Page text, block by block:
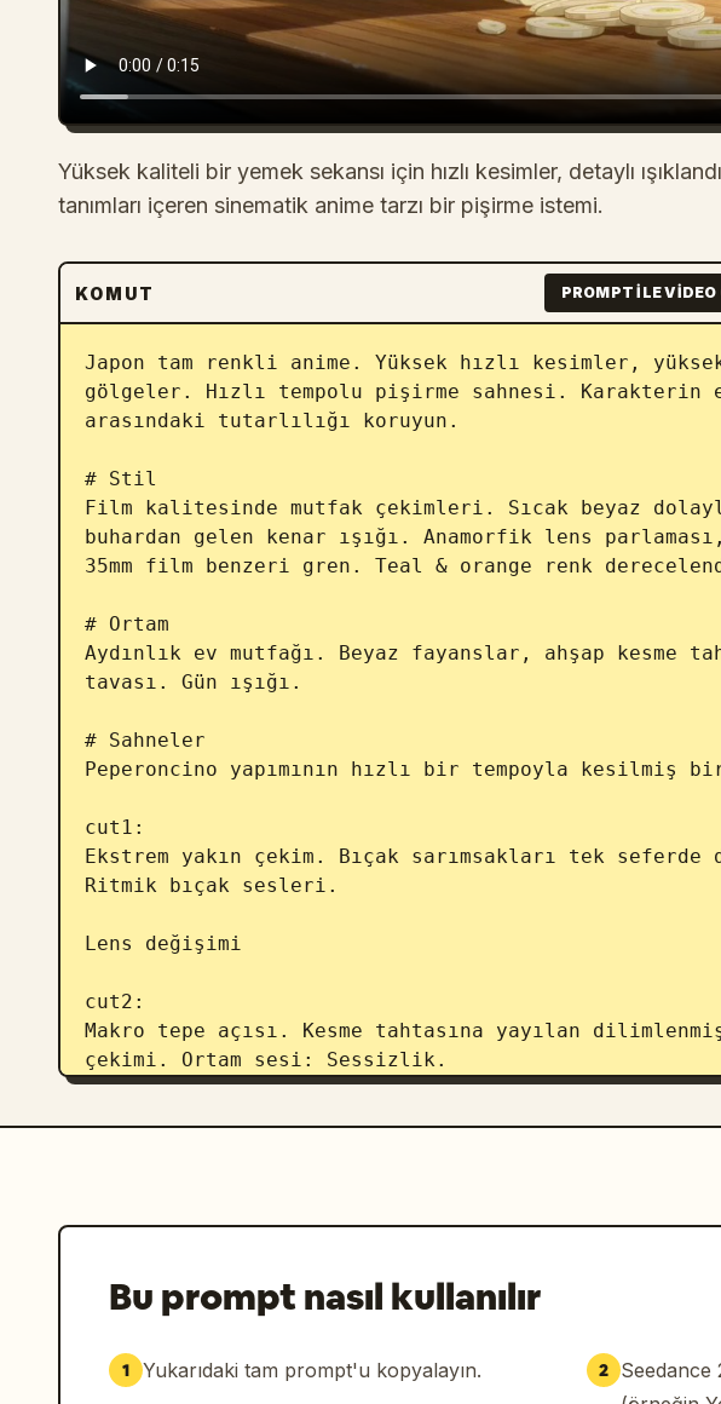
Yüksek kaliteli bir yemek sekansı için hızlı kesimler, detaylı
tanımları içeren sinematik anime tarzı bir pişirme istemi.
KOMUT PROMPT ILE VIDEO
Japon tam renkli anime. Yüksek hızlı kesimler,
gölgeler. Hızlı tempolu pişirme sahnesi. Karakterin
arasındaki tutarlılığı koruyun.
# Stil
Film kalitesinde mutfak çekimleri. Sıcak beyaz
buhardan gelen kenar ışığı. Anamorfik lens
35mm film benzeri gren. Teal & orange renk
# Ortam
Aydınlık ev mutfağı. Beyaz fayanslar, ahşap kesme
tavası. Gün ışığı.
# Sahneler
Peperoncino yapımının hızlı bir tempoyla kesilmiş
cut1:
Ekstrem yakın çekim. Bıçak sarımsakları tek
Ritmik bıçak sesleri.
Lens değişimi
cut2:
Makro tepe açısı. Kesme tahtasına yayılan
çekimi. Ortam sesi: Sessizlik.
ışıkla parlıyor. Ortam sesi: Akıcı sıvı sesleri.
Lens değişimi
cut4:
Ekstrem yakın çekim. Sarımsak ve acı biberlerin
Bu prompt nasıl kullanılır
1 Yukarıdaki tam prompt'u kopyalayın. 2 Seedance